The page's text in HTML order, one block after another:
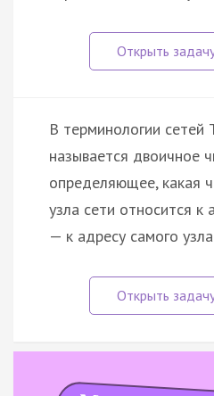
В терминологии сетей
называется двоичное
определяющее, какая
узла сети относится к
— к адресу самого